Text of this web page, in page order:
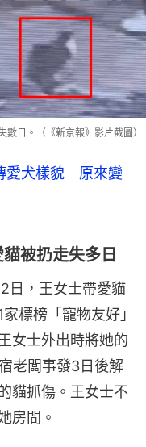
日。（《新京報》影片截圖）
愛犬樣貌 原來變
被扔走失多日
日，王女士帶愛貓
標榜「寵物友好」
女士外出時將她的
老闆事發3日後解
貓抓傷。王女士不
房間。